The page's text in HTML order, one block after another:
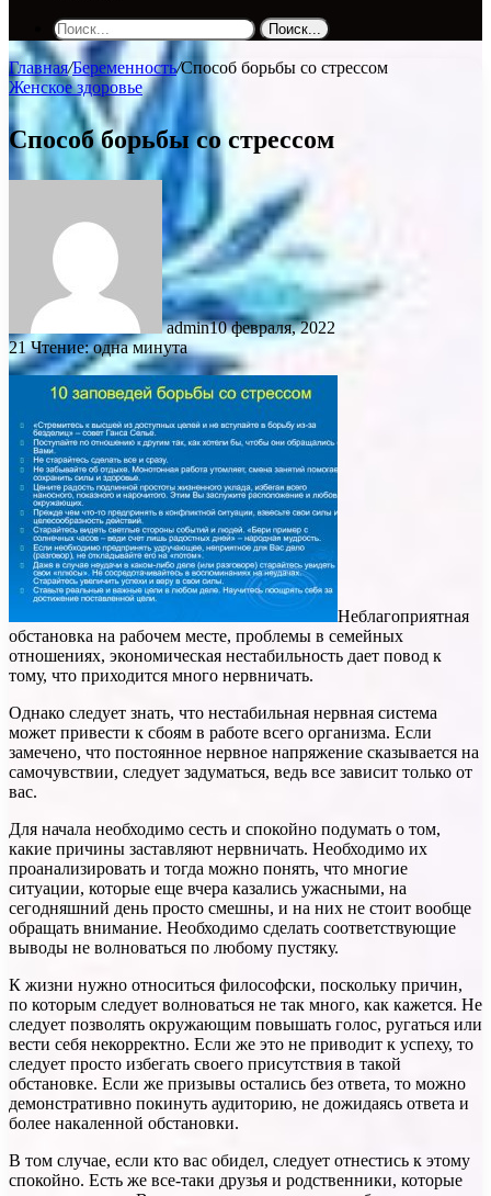
Поиск...
Главная/Беременность/Способ борьбы со стрессом
Женское здоровье
Способ борьбы со стрессом
admin10 февраля, 2022
21Чтение: одна минута
Неблагоприятная
обстановка на рабочем месте, проблемы в семейных
отношениях, экономическая нестабильность дает повод к
тому, что приходится много нервничать.
Однако следует знать, что нестабильная нервная система
может привести к сбоям в работе всего организма. Если
замечено, что постоянное нервное напряжение сказывается на
самочувствии, следует задуматься, ведь все зависит только от
вас.
Для начала необходимо сесть и спокойно подумать о том,
какие причины заставляют нервничать. Необходимо их
проанализировать и тогда можно понять, что многие
ситуации, которые еще вчера казались ужасными, на
сегодняшний день просто смешны, и на них не стоит вообще
обращать внимание. Необходимо сделать соответствующие
выводы не волноваться по любому пустяку.
К жизни нужно относиться философски, поскольку причин,
по которым следует волноваться не так много, как кажется. Не
следует позволять окружающим повышать голос, ругаться или
вести себя некорректно. Если же это не приводит к успеху, то
следует просто избегать своего присутствия в такой
обстановке. Если же призывы остались без ответа, то можно
демонстративно покинуть аудиторию, не дожидаясь ответа и
более накаленной обстановки.
В том случае, если кто вас обидел, следует отнестись к этому
спокойно. Есть же все-таки друзья и родственники, которые